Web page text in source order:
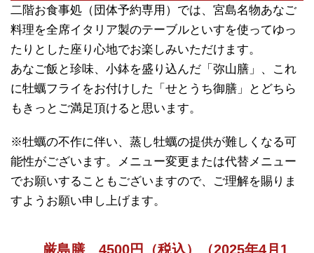
二階お食事処（団体予約専用）では、宮島名物あなご
料理を全席イタリア製のテーブルといすを使ってゆっ
たりとした座り心地でお楽しみいただけます。
あなご飯と珍味、小鉢を盛り込んだ「弥山膳」
、これ
に牡蠣フライをお付けした「せとうち御膳」とどちら
もきっとご満足頂けると思います。
※牡蠣の不作に伴い、蒸し牡蠣の提供が難しくなる可
能性がございます。メニュー変更または代替メニュー
でお願いすることもございますので、ご理解を賜りま
すようお願い申し上げます。
厳島膳 4500円（税込）（2025年4月1